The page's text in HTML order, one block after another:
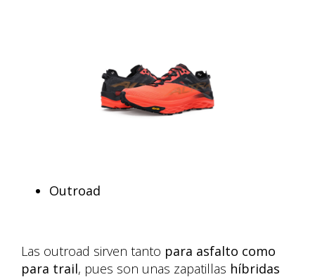
Outroad
Las outroad sirven tanto para asfalto como
para trail, pues son unas zapatillas híbridas